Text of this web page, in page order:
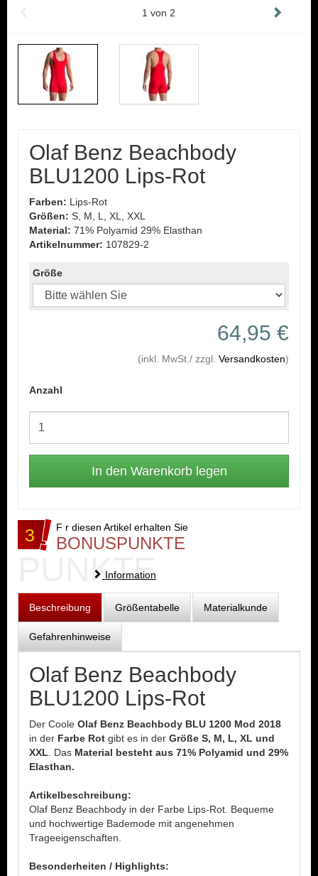
1 von 2
Olaf Benz Beachbody
BLU1200 Lips-Rot
Farben: Lips-Rot
Größen: S, M, L, XL, XXL
Material: 71% Polyamid 29% Elasthan
Artikelnummer: 107829-2
Größe
64,95 €
(inkl. MwSt./ zzgl. Versandkosten)
Anzahl
3 F r diesen Artikel erhalten Sie
BONUSPUNKTE
PUNKTE
Information
Beschreibung Größentabelle Materialkunde
Gefahrenhinweise
Olaf Benz Beachbody
BLU1200 Lips-Rot
Der Coole Olaf Benz Beachbody BLU 1200 Mod 2018
in der Farbe Rot gibt es in der Größe S, M, L, XL und
XXL . Das Material besteht aus 71% Polyamid und 29%
Elasthan.
Artikelbeschreibung:
Olaf Benz Beachbody in der Farbe Lips-Rot. Bequeme
und hochwertige Bademode mit angenehmen
Trageeigenschaften.
Besonderheiten / Highlights: